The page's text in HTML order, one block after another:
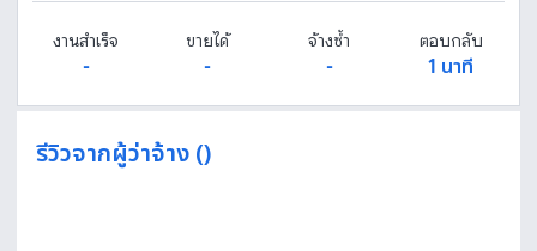
งานสำเร็จ
-
ขายได้
-
จ้างซ้ำ
-
ตอบกลับ
1 นาที
รีวิวจากผู้ว่าจ้าง ()